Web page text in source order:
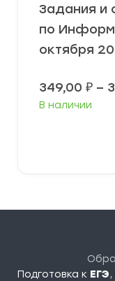
Задания и
по
октября
349,00 ₽ –
В наличии
Подготовка к ЕГЭ,